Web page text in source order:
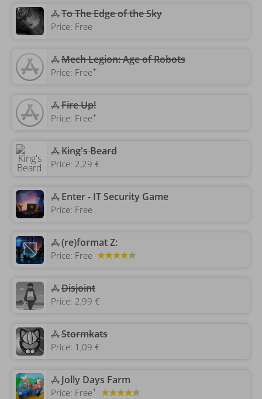
‎To The Edge of the Sky
Price: Free
‎Mech Legion: Age of Robots
Price: Free+
‎Fire Up!
Price: Free+
‎King's Beard
Price: 2,29 €
‎Enter - IT Security Game
Price: Free
‎(re)format Z:
Price: Free
‎Disjoint
Price: 2,99 €
‎Stormkats
Price: 1,09 €
‎Jolly Days Farm
Price: Free+